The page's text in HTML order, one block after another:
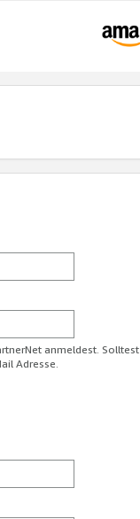
anmeldest. Solltest
Adresse.